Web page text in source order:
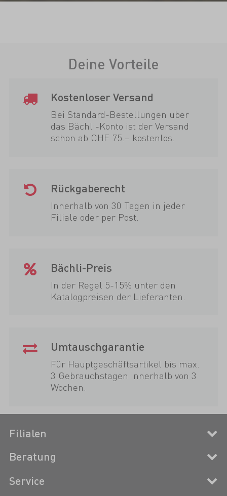
Deine Vorteile
Kostenloser Versand
Bei Standard-Bestellungen über
das Bächli-Konto ist der Versand
schon ab CHF 75.– kostenlos.
Rückgaberecht
Innerhalb von 30 Tagen in jeder
Filiale oder per Post.
Bächli-Preis
In der Regel 5-15% unter den
Katalogpreisen der Lieferanten.
Umtauschgarantie
Für Hauptgeschäftsartikel bis max.
3 Gebrauchstagen innerhalb von 3
Wochen.
Filialen
Beratung
Service